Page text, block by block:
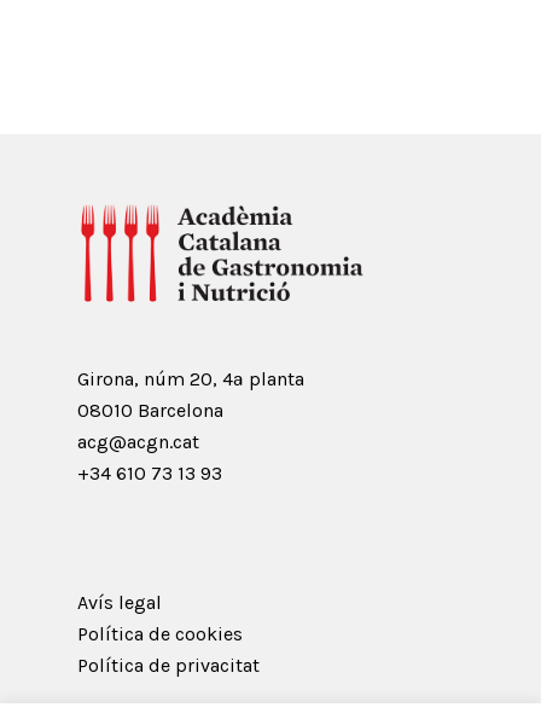
Girona, núm 20, 4ª planta
08010 Barcelona
acg@acgn.cat
+34 610 73 13 93
Avís legal
Política de cookies
Política de privacitat